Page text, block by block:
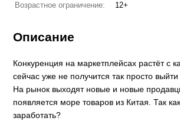
Возрастное ограничение:
12+
Описание
Конкуренция на маркетплейсах растёт с
сейчас уже не получится так просто выйти
На рынок выходят новые и новые
появляется море товаров из Китая. Так
заработать?